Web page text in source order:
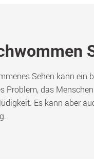
Sehen kann
Problem, das
Es kann aber